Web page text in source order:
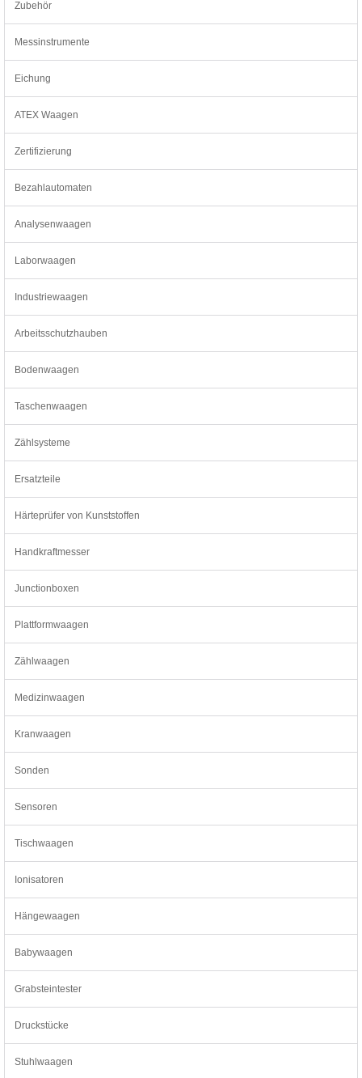
Zubehör
Messinstrumente
Eichung
ATEX Waagen
Zertifizierung
Bezahlautomaten
Analysenwaagen
Laborwaagen
Industriewaagen
Arbeitsschutzhauben
Bodenwaagen
Taschenwaagen
Zählsysteme
Ersatzteile
Härteprüfer von Kunststoffen
Handkraftmesser
Junctionboxen
Plattformwaagen
Zählwaagen
Medizinwaagen
Kranwaagen
Sonden
Sensoren
Tischwaagen
Ionisatoren
Hängewaagen
Babywaagen
Grabsteintester
Druckstücke
Stuhlwaagen